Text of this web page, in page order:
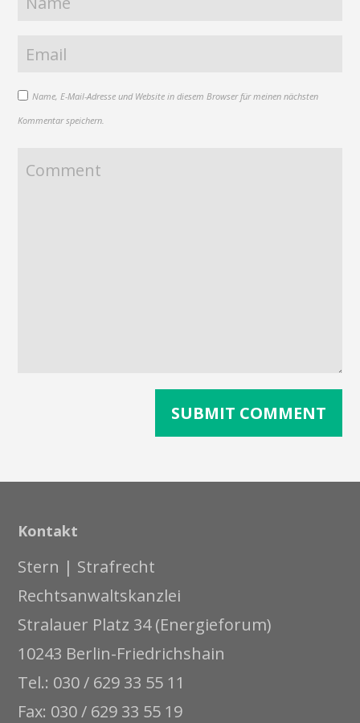
Name, E-Mail-Adresse und Website in diesem Browser für meinen nächsten
Kommentar speichern.
Kontakt
Stern | Strafrecht
Rechtsanwaltskanzlei
Stralauer Platz 34 (Energieforum)
10243 Berlin-Friedrichshain
Tel.: 030 / 629 33 55 11
Fax: 030 / 629 33 55 19